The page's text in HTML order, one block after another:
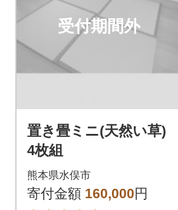
受付期間外
置き畳ミニ(天然い草)
4枚組
熊本県水俣市
寄付金額 160,000円